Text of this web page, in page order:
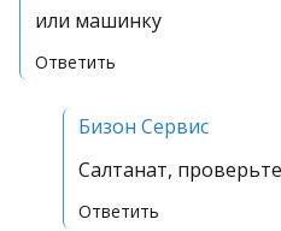
или машинку
Ответить
Бизон Сервис
Салтанат,
Ответить